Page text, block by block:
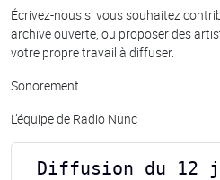
Écrivez-nous si vous souhaitez
archive ouverte, ou proposer des
votre propre travail à diffuser.
Sonorement
L’équipe de Radio Nunc
Diffusion du 12